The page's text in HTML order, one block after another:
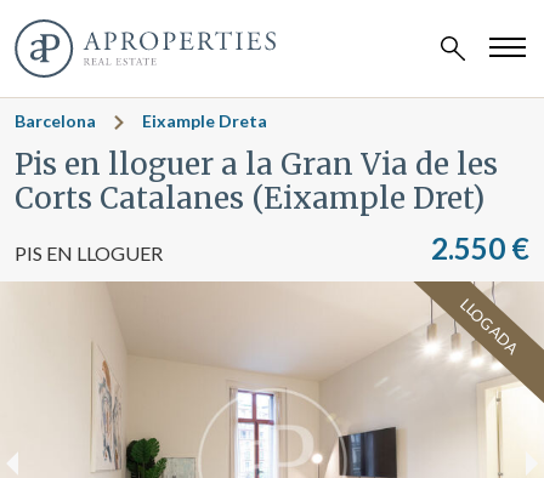
Barcelona Eixample Dreta
Pis en lloguer a la Gran Via de les
Corts Catalanes (Eixample Dret)
PIS EN LLOGUER 2.550 €
LLOGADA